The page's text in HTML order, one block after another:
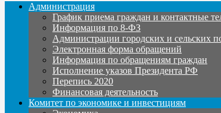
Администрация
График приема граждан и контактные
Информация по 8-ФЗ
Администрации городских и сельских
Электронная форма обращений
Информация по обращениям граждан
Исполнение указов Президента РФ
Перепись 2020
Финансовая деятельность
Комитет по экономике и инвестициям